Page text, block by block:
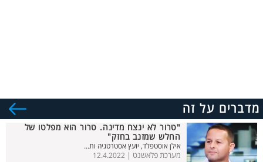
מדברים על זה
"טרור לא ינצח מדינה. טרור הוא מפלטו של
החלש שמזנב בחזק"
אילן אוסטפלד, יועץ אסטרטגיה ות...
מערכת פלאשנט | 12.4.2022